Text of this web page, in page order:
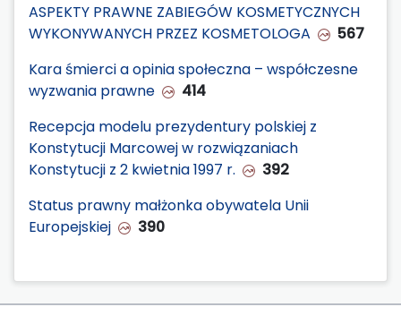
ASPEKTY PRAWNE ZABIEGÓW KOSMETYCZNYCH
WYKONYWANYCH PRZEZ KOSMETOLOGA
567
Kara śmierci a opinia społeczna – współczesne
wyzwania prawne
414
Recepcja modelu prezydentury polskiej z
Konstytucji Marcowej w rozwiązaniach
Konstytucji z 2 kwietnia 1997 r.
392
Status prawny małżonka obywatela Unii
Europejskiej
390